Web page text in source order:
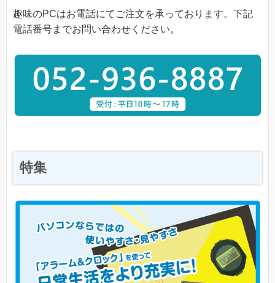
趣味のPCはお電話にてご注文を承っております。下記
電話番号までお問い合わせください。
特集